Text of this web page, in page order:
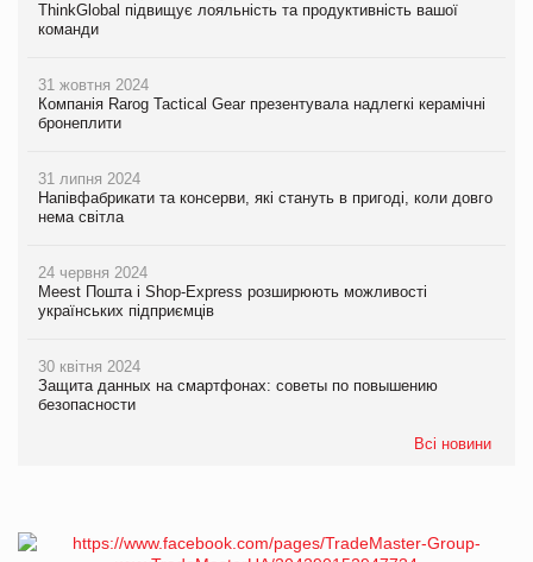
ThinkGlobal підвищує лояльність та продуктивність вашої
команди
31 жовтня 2024
Компанія Rarog Tactical Gear презентувала надлегкі керамічні
бронеплити
31 липня 2024
Напівфабрикати та консерви, які стануть в пригоді, коли довго
нема світла
24 червня 2024
Meest Пошта і Shop-Express розширюють можливості
українських підприємців
30 квітня 2024
Защита данных на смартфонах: советы по повышению
безопасности
Всі новини